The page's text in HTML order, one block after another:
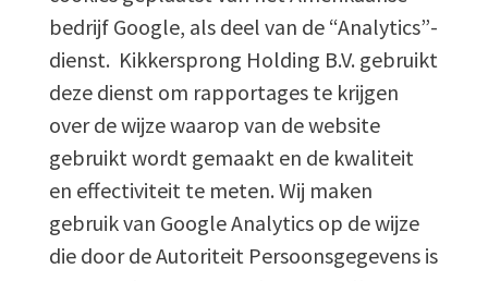
bedrijf Google, als deel van de “Analytics”-
dienst. Kikkersprong Holding B.V. gebruikt
deze dienst om rapportages te krijgen
over de wijze waarop van de website
gebruikt wordt gemaakt en de kwaliteit
en effectiviteit te meten. Wij maken
gebruik van Google Analytics op de wijze
die door de Autoriteit Persoonsgegevens is